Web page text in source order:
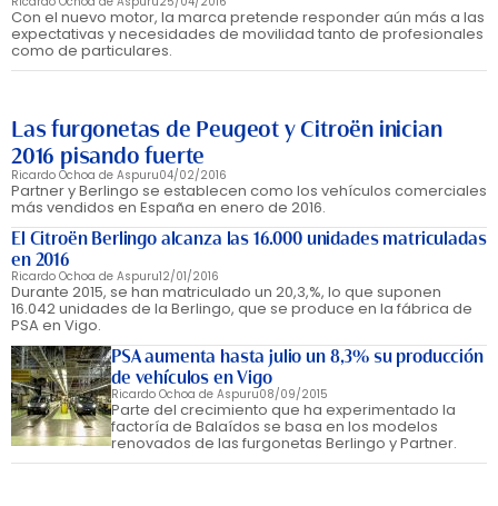
Con el nuevo motor, la marca pretende responder aún más a las
expectativas y necesidades de movilidad tanto de profesionales
como de particulares.
Las furgonetas de Peugeot y Citroën inician
2016 pisando fuerte
Ricardo Ochoa de Aspuru04/02/2016
Partner y Berlingo se establecen como los vehículos comerciales
más vendidos en España en enero de 2016.
El Citroën Berlingo alcanza las 16.000 unidades matriculadas
en 2016
Ricardo Ochoa de Aspuru12/01/2016
Durante 2015, se han matriculado un 20,3,%, lo que suponen
16.042 unidades de la Berlingo, que se produce en la fábrica de
PSA en Vigo.
PSA aumenta hasta julio un 8,3% su producción
de vehículos en Vigo
Ricardo Ochoa de Aspuru08/09/2015
Parte del crecimiento que ha experimentado la
factoría de Balaídos se basa en los modelos
renovados de las furgonetas Berlingo y Partner.